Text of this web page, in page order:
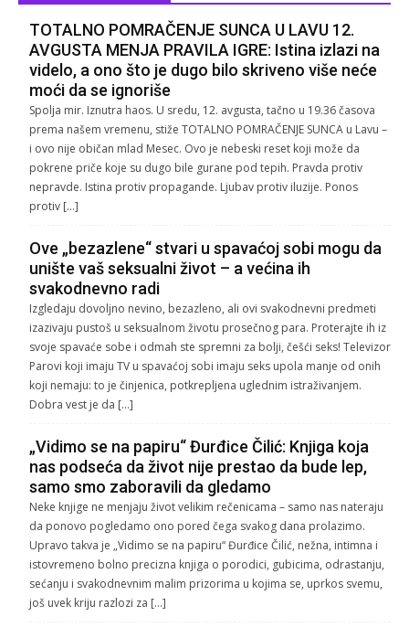
TOTALNO POMRAČENJE SUNCA U LAVU 12.
AVGUSTA MENJA PRAVILA IGRE: Istina izlazi na
videlo, a ono što je dugo bilo skriveno više neće
moći da se ignoriše
Spolja mir. Iznutra haos. U sredu, 12. avgusta, tačno u 19.36 časova
prema našem vremenu, stiže TOTALNO POMRAČENJE SUNCA u Lavu –
i ovo nije običan mlad Mesec. Ovo je nebeski reset koji može da
pokrene priče koje su dugo bile gurane pod tepih. Pravda protiv
nepravde. Istina protiv propagande. Ljubav protiv iluzije. Ponos
protiv […]
Ove „bezazlene“ stvari u spavaćoj sobi mogu da
unište vaš seksualni život – a većina ih
svakodnevno radi
Izgledaju dovoljno nevino, bezazleno, ali ovi svakodnevni predmeti
izazivaju pustoš u seksualnom životu prosečnog para. Proterajte ih iz
svoje spavaće sobe i odmah ste spremni za bolji, češći seks! Televizor
Parovi koji imaju TV u spavaćoj sobi imaju seks upola manje od onih
koji nemaju: to je činjenica, potkrepljena uglednim istraživanjem.
Dobra vest je da […]
„Vidimo se na papiru“ Đurđice Čilić: Knjiga koja
nas podseća da život nije prestao da bude lep,
samo smo zaboravili da gledamo
Neke knjige ne menjaju život velikim rečenicama – samo nas nateraju
da ponovo pogledamo ono pored čega svakog dana prolazimo.
Upravo takva je „Vidimo se na papiru“ Đurđice Čilić, nežna, intimna i
istovremeno bolno precizna knjiga o porodici, gubicima, odrastanju,
sećanju i svakodnevnim malim prizorima u kojima se, uprkos svemu,
još uvek kriju razlozi za […]